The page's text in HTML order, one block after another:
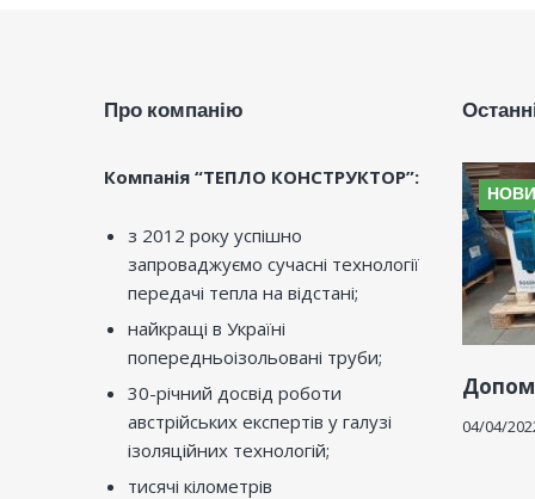
Про компанію
Компанія “ТЕПЛО КОНСТРУКТОР”:
з 2012 року успішно
запроваджуємо сучасні технології
передачі тепла на відстані;
найкращі в Україні
попередньоізольовані труби;
30-річний досвід роботи
австрійських експертів у галузі
ізоляційних технологій;
тисячі кілометрів
04/04/